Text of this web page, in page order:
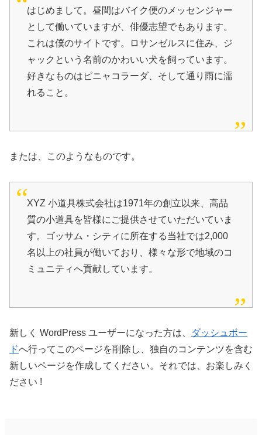
はじめまして。昼間はバイク便のメッセンジャー
として働いていますが、俳優志望でもあります。
これは僕のサイトです。ロサンゼルスに住み、ジ
ャックという名前のかわいい犬を飼っています。
好きなものはピニャコラーダ、そして通り雨に濡
れること。
または、このようなものです。
XYZ 小道具株式会社は1971年の創立以来、高品
質の小道具を皆様にご提供させていただいていま
す。ゴッサム・シティに所在する当社では2,000
名以上の社員が働いており、様々な形で地域のコ
ミュニティへ貢献しています。
新しく WordPress ユーザーになった方は、
ダッシュボー
ドへ行ってこのページを削除し、独自のコンテンツを含む
新しいページを作成してください。それでは、お楽しみく
ださい !